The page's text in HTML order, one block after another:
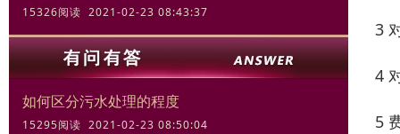
15326阅读 2021-02-23 08:43:37
如何区分污水处理的程度
15295阅读 2021-02-23 08:50:04
3
4
5